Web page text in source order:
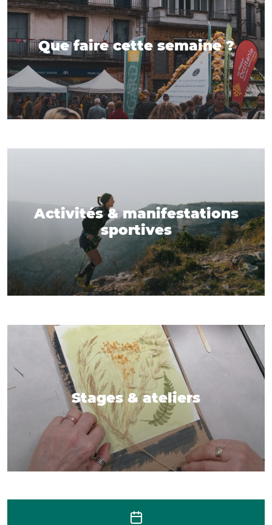
Que faire cette semaine ?
Activités & manifestations
sportives
Stages & ateliers